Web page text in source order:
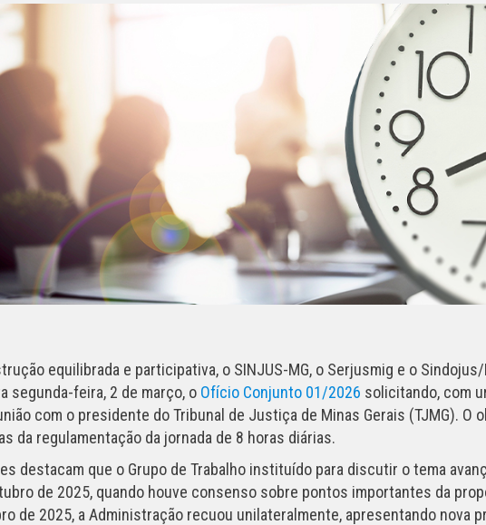
equilibrada e participativa, o SINJUS-MG, o Serjusmig e o Sindojus/
segunda-feira, 2 de março, o Ofício Conjunto 01/2026 solicitando, com
com o presidente do Tribunal de Justiça de Minas Gerais (TJMG). O
da regulamentação da jornada de 8 horas diárias.
destacam que o Grupo de Trabalho instituído para discutir o tema
de 2025, quando houve consenso sobre pontos importantes da
de 2025, a Administração recuou unilateralmente, apresentando nova